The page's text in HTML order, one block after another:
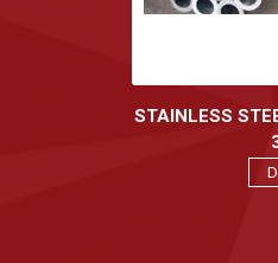
STAINLESS